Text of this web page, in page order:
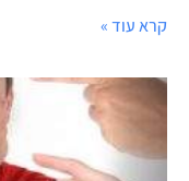
קרא עוד »